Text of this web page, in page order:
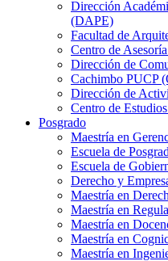
Dirección
(DAPE)
Facultad de
Centro de
Dirección de
Cachimbo PUCP
Dirección de
Centro de
Posgrado
Maestría en
Escuela de
Escuela de
Derecho y
Maestría en
Maestría en
Maestría en
Maestría en
Maestría en